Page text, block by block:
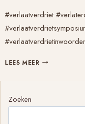
#verlaatverdriet
LEES MEER UIT
Zoeken